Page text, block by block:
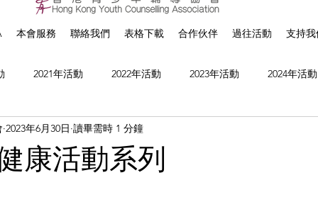
本會服務 聯絡我們 表格下載 合作伙伴 過往活動 支持我
2021年活動 2022年活動 2023年活動 2024年活動
康活動系列
2023年6月30日 讀畢需時 1 分鐘